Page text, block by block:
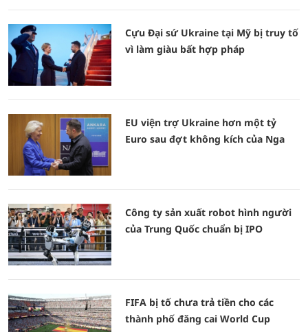
Cựu Đại sứ Ukraine tại Mỹ bị truy tố
vì làm giàu bất hợp pháp
EU viện trợ Ukraine hơn một tỷ
Euro sau đợt không kích của Nga
Công ty sản xuất robot hình người
của Trung Quốc chuẩn bị IPO
FIFA bị tố chưa trả tiền cho các
thành phố đăng cai World Cup